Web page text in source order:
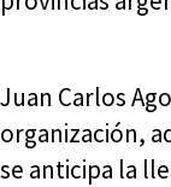
Juan Carlos
organización,
se anticipa la